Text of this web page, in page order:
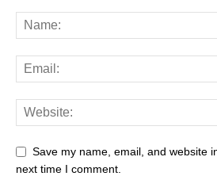
Save my name, email, and website
next time I comment.